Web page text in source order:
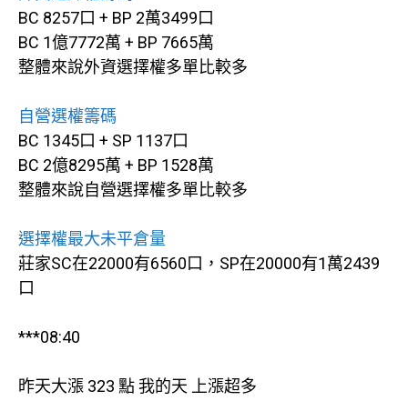
BC 8257口 + BP 2萬3499口
BC 1億7772萬 + BP 7665萬
整體來說外資選擇權多單比較多
自營選權籌碼
BC 1345口 + SP 1137口
BC 2億8295萬 + BP 1528萬
整體來說自營選擇權多單比較多
選擇權最大未平倉量
莊家SC在22000有6560口，SP在20000有1萬2439
口
***08:40
昨天大漲 323 點 我的天 上漲超多